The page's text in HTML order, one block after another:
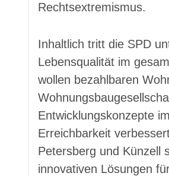
Rechtsextremismus.
Inhaltlich tritt die SPD
Lebensqualität im
wollen bezahlbaren
Entwicklungskonzepte
Erreichbarkeit
Petersberg und Künzell
innovativen Lösungen